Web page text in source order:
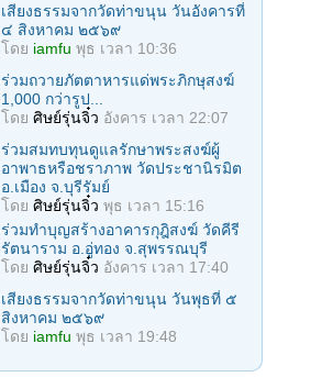
เสียงธรรมจากวัดท่าขนุน วันอังคารที่
๔ สิงหาคม ๒๕๖๙
โดย iamfu พุธ เวลา 10:36
ร่วมถวายภัตตาหารแด่พระภิกษุสงฆ์
1,000 กว่ารูป...
โดย ศิษย์รุ่นจิ๋ว อังคาร เวลา 22:07
ร่วมสมทบทุนดูแลรักษาพระสงฆ์ผู้
อาพาธหรือชราภาพ วัดประชานิรมิต
อ.เมือง จ.บุรีรัมย์
โดย ศิษย์รุ่นจิ๋ว พุธ เวลา 15:16
ร่วมทำบุญสร้างอาคารกุฎิสงฆ์ วัดคีรี
รัตนาราม อ.อู่ทอง จ.สุพรรณบุรี
โดย ศิษย์รุ่นจิ๋ว อังคาร เวลา 17:40
เสียงธรรมจากวัดท่าขนุน วันพุธที่ ๕
สิงหาคม ๒๕๖๙
โดย iamfu พุธ เวลา 19:48